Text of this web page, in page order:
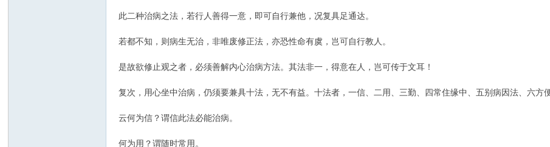
此二种治病之法，若行人善得一意，即可自行兼他，况复具足通达。
若都不知，则病生无治，非唯废修正法，亦恐性命有虞，岂可自行教人。
是故欲修止观之者，必须善解内心治病方法。其法非一，得意在人，岂可传于文耳！
复次，用心坐中治病，仍须要兼具十法，无不有益。十法者，一信、二用、三勤、四常住缘中、五别病因法、六方
云何为信？谓信此法必能治病。
何为用？谓随时常用。